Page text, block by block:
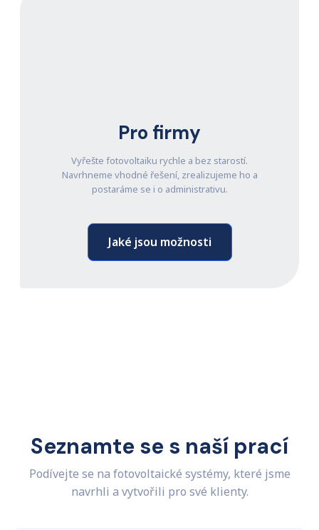
Pro firmy
Vyřešte fotovoltaiku rychle a bez starostí.
Navrhneme vhodné řešení, zrealizujeme ho a
postaráme se i o administrativu.
Jaké jsou možnosti
Seznamte se s naší prací
Podívejte se na fotovoltaické systémy, které jsme
navrhli a vytvořili pro své klienty.